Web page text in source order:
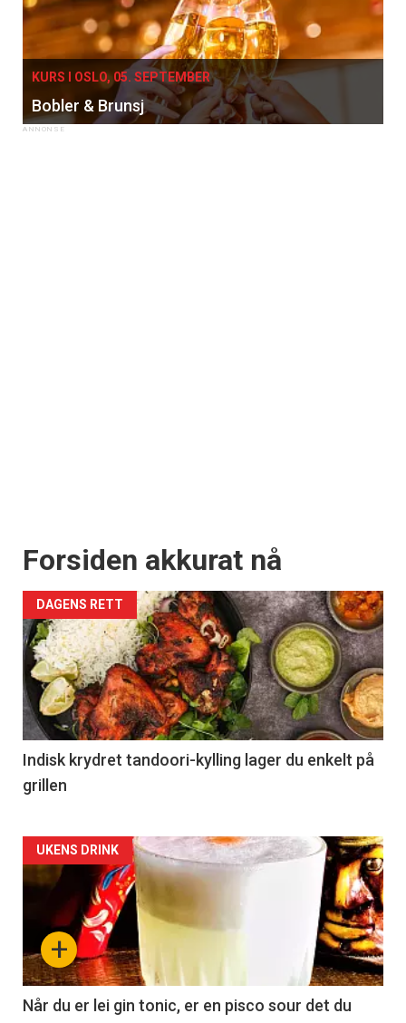
KURS I OSLO, 05. SEPTEMBER
Bobler & Brunsj
Forsiden akkurat nå
DAGENS RETT
Indisk krydret tandoori-kylling lager du enkelt på
grillen
Forsiden
akkurat
nå
-
2
+
UKENS DRINK
Når du er lei gin tonic, er en pisco sour det du